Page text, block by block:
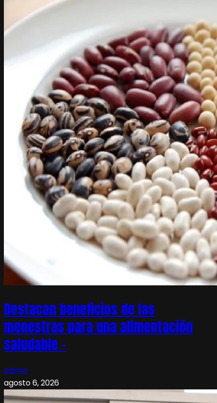
Destacan beneficios de las
menestras para una alimentación
saludable –
admin
agosto 6, 2026